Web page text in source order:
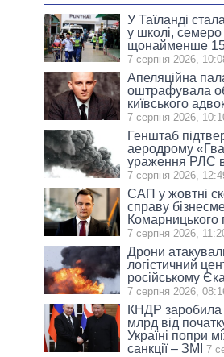
У Таїланді
у школі, семеро
щонайменше
7 серпня 2026,
Апеляційна
оштрафувала
київського
7 серпня 2026,
Генштаб
аеродрому
ураження РЛС в
7 серпня 2026,
САП у жовтні
справу
7 серпня 2026,
Дрони
логістичний
російському
7 серпня 2026,
КНДР заробила
млрд від
Україні попри
санкції – ЗМІ
7